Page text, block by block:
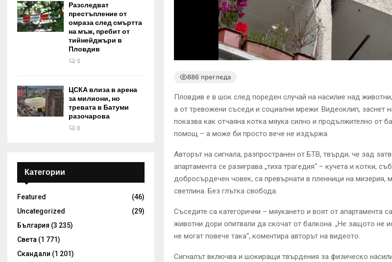
886 прегледа
Пловдив е в шок след пореден случай на насилие над животни,
а от тревожени съседи и социални мрежи. Видеоклип, заснет
показва как отчаяна котка мяука силно и продължително от
помощ – а може би просто вече не издържа.
Авторът на сигнала, разпространен от БТВ, твърди, че зад
апартамента се разиграва „тиха трагедия“ – кучета и котки,
добросърдечен човек, са превърнати в пленници на мизерия,
светлина. Без глътка свобода.
Съседите са категорични – мяукането и воят от апартамента
животни дори опитвали да скочат от балкона. „Не защото не
не могат повече така“, коментира авторът на видеото.
Сигналът включва и шокиращи твърдения за физическо
Разследват
престъпление от
омраза след смъртта
на мъж, пребит от
тийнейджъри в
Пловдив
0
ЦСКА влиза в арена
за милиони, но
тревата в Батуми
разочарова
0
Категории
Featured
(46)
Uncategorized
(29)
България (3 235)
Света (1 771)
Скандали (1 201)